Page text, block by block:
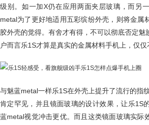
级别。如一加X仍在应用两面夹层玻璃，而另
metal为了更好地适用五彩缤纷外壳，则将金属
胶外壳的觉得。有舍才有得，不可以彻底否定魅
户而言乐1S才算是真实的金属材料手机上，仅仅
与魅蓝metal一样乐1S在外壳上提升了流行的指
肯定罕见，并且镜面玻璃的设计效果，让乐1S
蓝metal视觉冲击更优。而且这类镜面玻璃实际